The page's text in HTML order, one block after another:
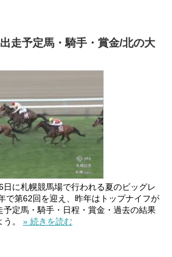
走予定馬・騎手・賞金/北の大
に札幌競馬場で行われる夏のビッグレ
で第62回を迎え、昨年はトップナイフが
定馬・騎手・日程・賞金・過去の結果
。 » 続きを読む